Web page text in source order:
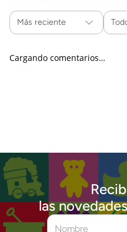
Más reciente
Cargando comentarios…
las